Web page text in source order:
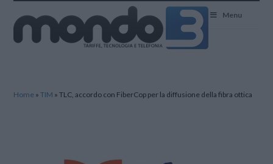
Menu
Home »TIM »TLC, accordo con FiberCop per la diffusione della fibra ottica